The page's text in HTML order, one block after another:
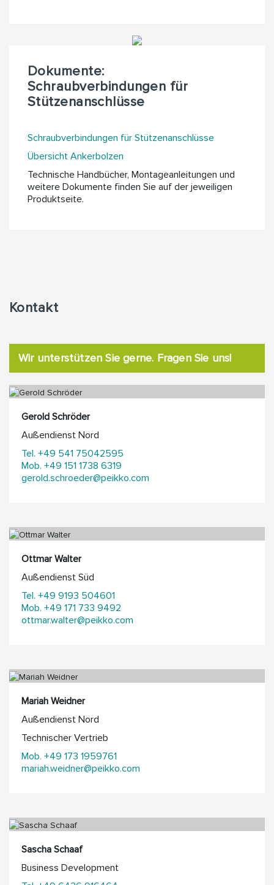
Dokumente:
Schraubverbindungen für
Stützenanschlüsse
Schraubverbindungen für Stützenanschlüsse
Übersicht Ankerbolzen
Technische Handbücher, Montageanleitungen und
weitere Dokumente finden Sie auf der jeweiligen
Produktseite.
Kontakt
Wir unterstützen Sie gerne. Fragen Sie uns!
Gerold Schröder
Außendienst Nord
Tel. +49 541 75042595
Mob. +49 151 1738 6319
gerold.schroeder@peikko.com
Ottmar Walter
Außendienst Süd
Tel. +49 9193 504601
Mob. +49 171 733 9492
ottmar.walter@peikko.com
Mariah Weidner
Außendienst Nord
Technischer Vertrieb
Mob. +49 173 1959761
mariah.weidner@peikko.com
Sascha Schaaf
Business Development